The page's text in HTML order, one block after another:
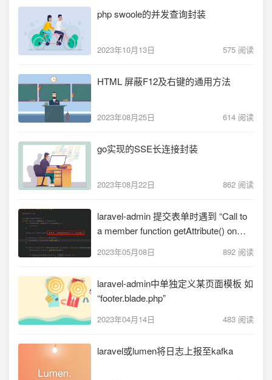
php swoole的并发查询封装
2023年10月13日 575 阅读
HTML 屏蔽F12及右键的通用方法
2023年08月25日 614 阅读
go实现的SSE长连接封装
2023年08月22日 862 阅读
laravel-admin 提交表单时遇到 “Call to
a member function getAttribute() on
2023年05月08日 892 阅读
laravel-admin中单独定义某页面模板 如
“footer.blade.php”
2023年04月14日 483 阅读
laravel或lumen将日志上报至kafka